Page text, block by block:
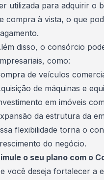
utilizada para adquirir o
compra à vista, o que
disso, o consórcio
como:
de veículos
de máquinas e
em imóveis
da estrutura da
flexibilidade torna o
do negócio.
o seu plano com o
você deseja fortalecer a